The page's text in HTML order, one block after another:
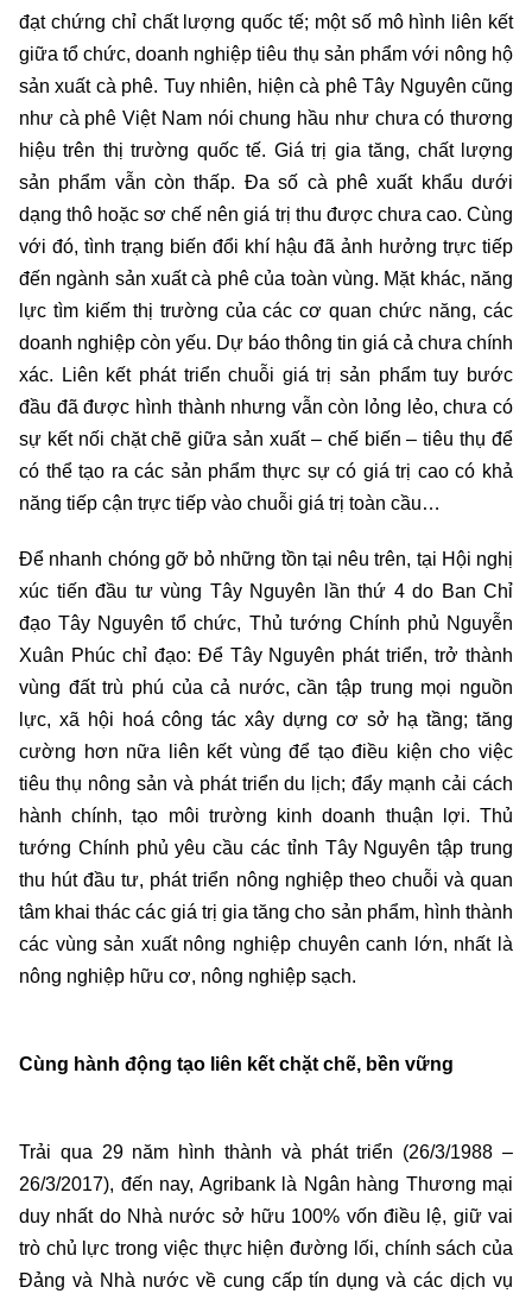
đạt chứng chỉ chất lượng quốc tế; một số mô hình liên kết
giữa tổ chức, doanh nghiệp tiêu thụ sản phẩm với nông hộ
sản xuất cà phê. Tuy nhiên, hiện cà phê Tây Nguyên cũng
như cà phê Việt Nam nói chung hầu như chưa có thương
hiệu trên thị trường quốc tế. Giá trị gia tăng, chất lượng
sản phẩm vẫn còn thấp. Đa số cà phê xuất khẩu dưới
dạng thô hoặc sơ chế nên giá trị thu được chưa cao. Cùng
với đó, tình trạng biến đổi khí hậu đã ảnh hưởng trực tiếp
đến ngành sản xuất cà phê của toàn vùng. Mặt khác, năng
lực tìm kiếm thị trường của các cơ quan chức năng, các
doanh nghiệp còn yếu. Dự báo thông tin giá cả chưa chính
xác. Liên kết phát triển chuỗi giá trị sản phẩm tuy bước
đầu đã được hình thành nhưng vẫn còn lỏng lẻo, chưa có
sự kết nối chặt chẽ giữa sản xuất – chế biến – tiêu thụ để
có thể tạo ra các sản phẩm thực sự có giá trị cao có khả
năng tiếp cận trực tiếp vào chuỗi giá trị toàn cầu…
Để nhanh chóng gỡ bỏ những tồn tại nêu trên, tại Hội nghị
xúc tiến đầu tư vùng Tây Nguyên lần thứ 4 do Ban Chỉ
đạo Tây Nguyên tổ chức, Thủ tướng Chính phủ Nguyễn
Xuân Phúc chỉ đạo: Để Tây Nguyên phát triển, trở thành
vùng đất trù phú của cả nước, cần tập trung mọi nguồn
lực, xã hội hoá công tác xây dựng cơ sở hạ tầng; tăng
cường hơn nữa liên kết vùng để tạo điều kiện cho việc
tiêu thụ nông sản và phát triển du lịch; đẩy mạnh cải cách
hành chính, tạo môi trường kinh doanh thuận lợi. Thủ
tướng Chính phủ yêu cầu các tỉnh Tây Nguyên tập trung
thu hút đầu tư, phát triển nông nghiệp theo chuỗi và quan
tâm khai thác các giá trị gia tăng cho sản phẩm, hình thành
các vùng sản xuất nông nghiệp chuyên canh lớn, nhất là
nông nghiệp hữu cơ, nông nghiệp sạch.
Cùng hành động tạo liên kết chặt chẽ, bền vững
Trải qua 29 năm hình thành và phát triển (26/3/1988 –
26/3/2017), đến nay, Agribank là Ngân hàng Thương mại
duy nhất do Nhà nước sở hữu 100% vốn điều lệ, giữ vai
trò chủ lực trong việc thực hiện đường lối, chính sách của
Đảng và Nhà nước về cung cấp tín dụng và các dịch vụ